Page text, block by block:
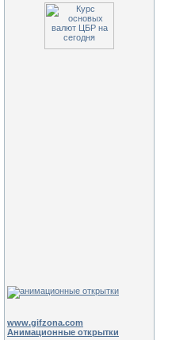
www.gifzona.com
Анимационные открытки